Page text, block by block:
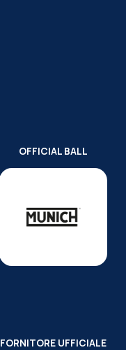
OFFICIAL BALL
FORNITORE UFFICIALE